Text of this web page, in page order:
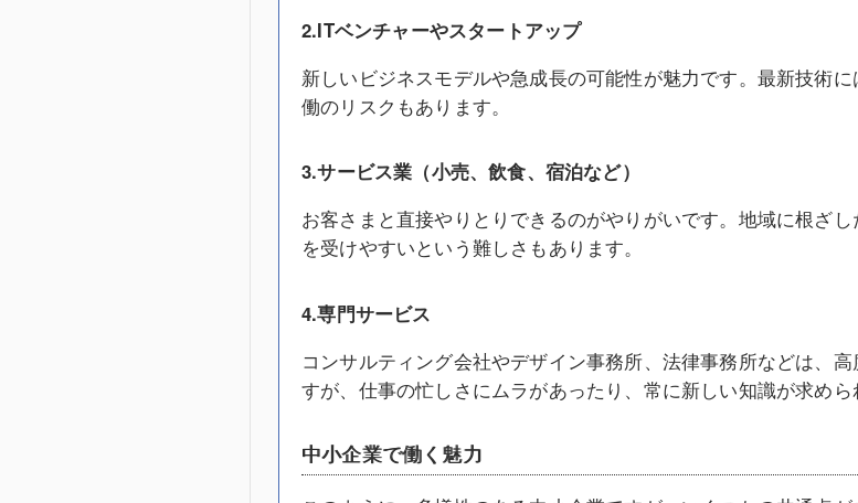
2.ITベンチャーやスタートアップ
新しいビジネスモデルや急成長の可能性が魅力です。最新技術
働のリスクもあります。
3.サービス業（小売、飲食、宿泊など）
お客さまと直接やりとりできるのがやりがいです。地域に根ざ
を受けやすいという難しさもあります。
4.専門サービス
コンサルティング会社やデザイン事務所、法律事務所などは、
すが、仕事の忙しさにムラがあったり、常に新しい知識が求めら
中小企業で働く魅力